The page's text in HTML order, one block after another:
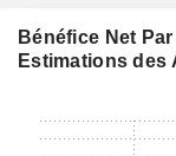
Bénéfice Net
Estimations des